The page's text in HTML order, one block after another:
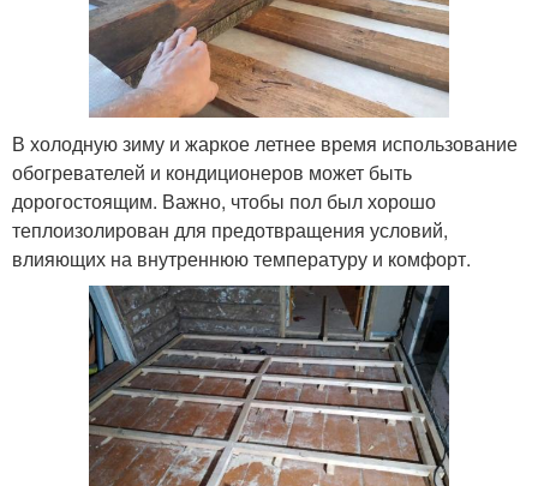
В холодную зиму и жаркое летнее время использование
обогревателей и кондиционеров может быть
дорогостоящим. Важно, чтобы пол был хорошо
теплоизолирован для предотвращения условий,
влияющих на внутреннюю температуру и комфорт.